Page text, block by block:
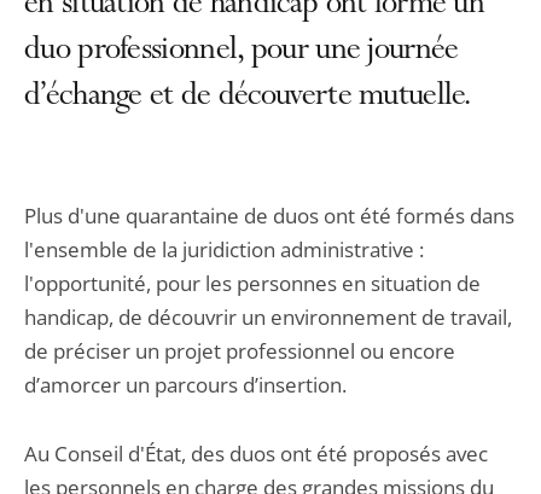
duo professionnel, pour une journée
d’échange et de découverte mutuelle.
Plus d'une quarantaine de duos ont été formés dans
l'ensemble de la juridiction administrative :
l'opportunité, pour les personnes en situation de
handicap, de découvrir un environnement de travail,
de préciser un projet professionnel ou encore
d’amorcer un parcours d’insertion.
Au Conseil d'État, des duos ont été proposés avec
les personnels en charge des grandes missions du